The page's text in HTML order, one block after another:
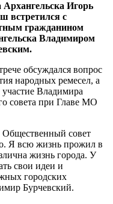
Архангельска Игорь
встретился с
гражданином
Владимиром
обсуждался вопрос
народных ремесел, а
участие Владимира
совета при Главе МО
совет
Я всю жизнь прожил в
жизнь города. У
свои идеи и
городских
Бурчевский.